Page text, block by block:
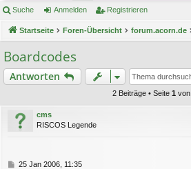
ch
ne
llz
ug
or
en
Suche Anmelden Registrieren
Startseite Foren-Übersicht forum.acorn.de
Boardcodes
Antworten
2 Beiträge • Seite 1 von
cms
RISCOS Legende
B25 Jan 2006, 11:35